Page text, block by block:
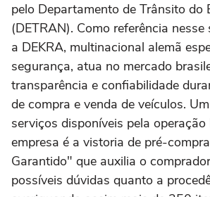
pelo Departamento de Trânsito do
(DETRAN). Como referência
a DEKRA, multinacional alemã
segurança, atua no mercado
transparência e confiabilidade
de compra e venda de veículos.
serviços disponíveis pela operação
empresa é a vistoria de pré-
Garantido" que auxilia o
possíveis dúvidas quanto a